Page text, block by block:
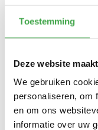
Toestemming
Deze website
We gebruiken
personaliseren, om
en om ons
informatie over uw
Dakhout
Deur
Doorloophoogte